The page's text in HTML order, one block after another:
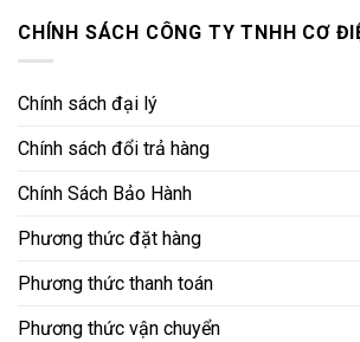
CHÍNH SÁCH CÔNG TY TNHH CƠ
Chính sách đại lý
Chính sách đổi trả hàng
Chính Sách Bảo Hành
Phương thức đặt hàng
Phương thức thanh toán
Phương thức vận chuyển